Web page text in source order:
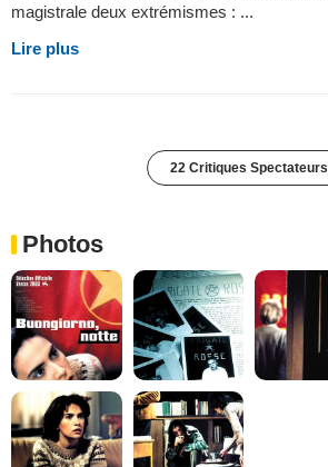
magistrale deux extrémismes : ...
Lire plus
22 Critiques Spectateurs
Photos